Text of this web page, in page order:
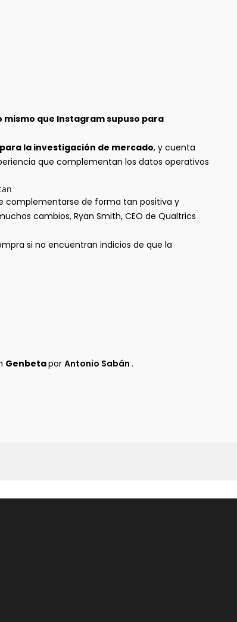
que Instagram supuso para
la investigación de mercado, y cuenta
que complementan los datos operativos
complementarse de forma tan positiva y
cambios, Ryan Smith, CEO de Qualtrics
si no encuentran indicios de que la
Genbetapor Antonio Sabán .